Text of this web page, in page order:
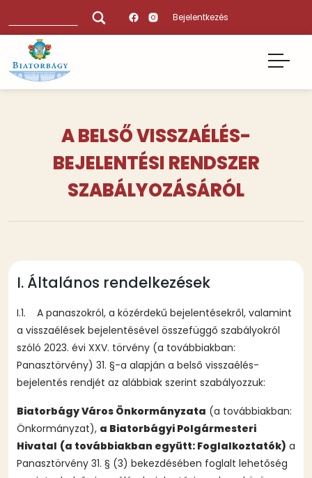
tartalomra
Bejelentkezés
A BELSŐ VISSZAÉLÉS-
BEJELENTÉSI RENDSZER
SZABÁLYOZÁSÁRÓL
Tartalmi
bekezdések
I. Általános rendelkezések
I.1. A panaszokról, a közérdekű bejelentésekről, valamint
a visszaélések bejelentésével összefüggő szabályokról
szóló 2023. évi XXV. törvény (a továbbiakban:
Panasztörvény) 31. §-a alapján a belső visszaélés-
bejelentés rendjét az alábbiak szerint szabályozzuk:
Biatorbágy Város Önkormányzata (a továbbiakban:
Önkormányzat), a Biatorbágyi Polgármesteri
Hivatal (a továbbiakban együtt: Foglalkoztatók) a
Panasztörvény 31. § (3) bekezdésében foglalt lehetőség